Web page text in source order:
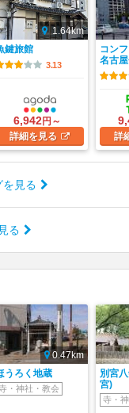
1.64km
鍵旅館
3.13
6,942円～
詳細を見る
コン
名古
詳
見る
る
0.47km
うろく地蔵
・神社・教会
別宮
宮)
寺・